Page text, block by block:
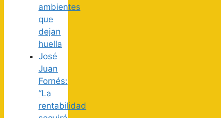
ambientes
que
dejan
huella
José
Juan
Fornés:
“La
rentabilidad